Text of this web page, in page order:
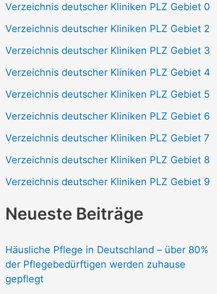
Verzeichnis deutscher Kliniken PLZ Gebiet 0
Verzeichnis deutscher Kliniken PLZ Gebiet 2
Verzeichnis deutscher Kliniken PLZ Gebiet 3
Verzeichnis deutscher Kliniken PLZ Gebiet 4
Verzeichnis deutscher Kliniken PLZ Gebiet 5
Verzeichnis deutscher Kliniken PLZ Gebiet 6
Verzeichnis deutscher Kliniken PLZ Gebiet 7
Verzeichnis deutscher Kliniken PLZ Gebiet 8
Verzeichnis deutscher Kliniken PLZ Gebiet 9
Neueste Beiträge
Häusliche Pflege in Deutschland – über 80%
der Pflegebedürftigen werden zuhause
gepflegt